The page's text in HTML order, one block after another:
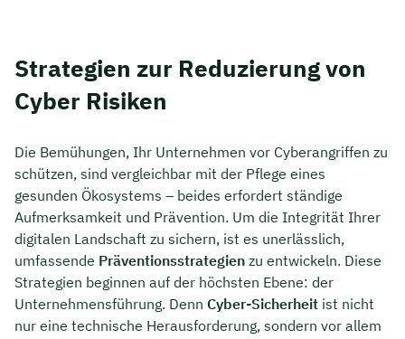
Strategien zur Reduzierung von
Cyber Risiken
Die Bemühungen, Ihr Unternehmen vor Cyberangriffen zu
schützen, sind vergleichbar mit der Pflege eines
gesunden Ökosystems – beides erfordert ständige
Aufmerksamkeit und Prävention. Um die Integrität Ihrer
digitalen Landschaft zu sichern, ist es unerlässlich,
umfassende Präventionsstrategien zu entwickeln. Diese
Strategien beginnen auf der höchsten Ebene: der
Unternehmensführung. Denn Cyber-Sicherheit ist nicht
nur eine technische Herausforderung, sondern vor allem